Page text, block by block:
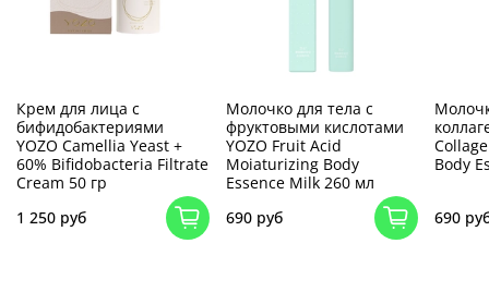
Крем для лица с
бифидобактериями
YOZO Сamellia Yeast +
60% Bifidobacteria Filtrate
Cream 50 гр
1 250 руб
Молочко для тела с
фруктовыми кислотами
YOZO Fruit Acid
Moiaturizing Body
Essence Milk 260 мл
690 руб
Body
690